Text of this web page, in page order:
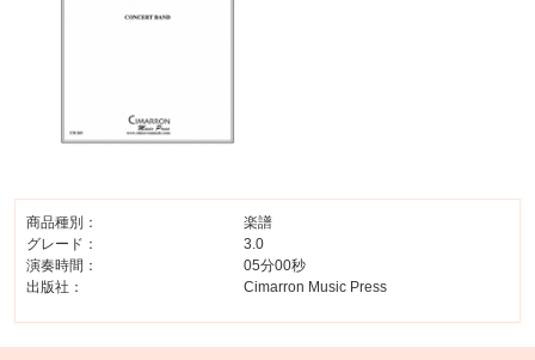
商品種別：
楽譜
グレード：
3.0
演奏時間：
05分00秒
出版社：
Cimarron Music Press